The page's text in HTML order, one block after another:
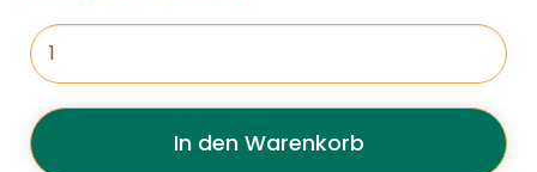
Isfuglesafari
-
-
10.
In den Warenkorb